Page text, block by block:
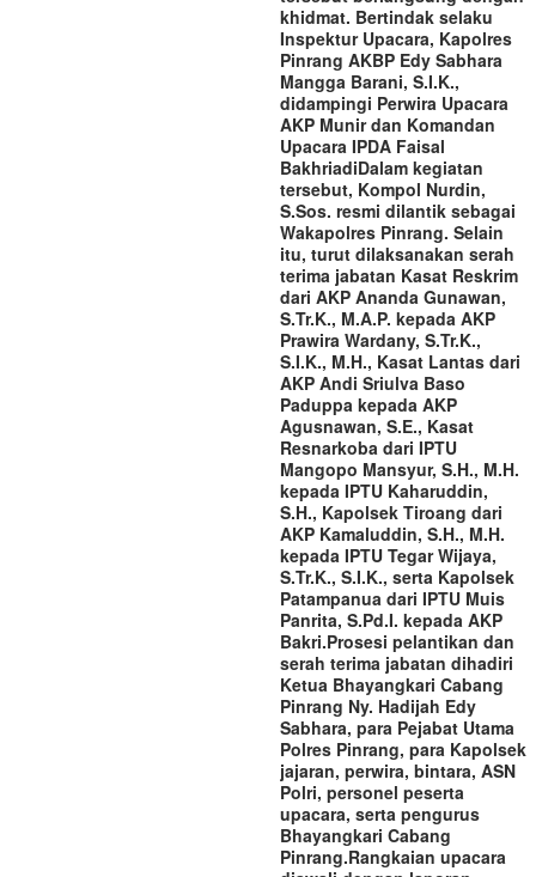
khidmat. Bertindak selaku
Inspektur Upacara, Kapolres
Pinrang AKBP Edy Sabhara
Mangga Barani, S.I.K.,
didampingi Perwira Upacara
AKP Munir dan Komandan
Upacara IPDA Faisal
Bakhriadi‎‎Dalam kegiatan
tersebut, Kompol Nurdin,
S.Sos. resmi dilantik sebagai
Wakapolres Pinrang. Selain
itu, turut dilaksanakan serah
terima jabatan Kasat Reskrim
dari AKP Ananda Gunawan,
S.Tr.K., M.A.P. kepada AKP
Prawira Wardany, S.Tr.K.,
S.I.K., M.H., Kasat Lantas dari
AKP Andi Sriulva Baso
Paduppa kepada AKP
Agusnawan, S.E., Kasat
Resnarkoba dari IPTU
Mangopo Mansyur, S.H., M.H.
kepada IPTU Kaharuddin,
S.H., Kapolsek Tiroang dari
AKP Kamaluddin, S.H., M.H.
kepada IPTU Tegar Wijaya,
S.Tr.K., S.I.K., serta Kapolsek
Patampanua dari IPTU Muis
Panrita, S.Pd.I. kepada AKP
Bakri.‎‎Prosesi pelantikan dan
serah terima jabatan dihadiri
Ketua Bhayangkari Cabang
Pinrang Ny. Hadijah Edy
Sabhara, para Pejabat Utama
Polres Pinrang, para Kapolsek
jajaran, perwira, bintara, ASN
Polri, personel peserta
upacara, serta pengurus
Bhayangkari Cabang
Pinrang.‎‎Rangkaian upacara